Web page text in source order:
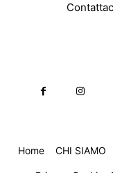
Home CHI SIAMO